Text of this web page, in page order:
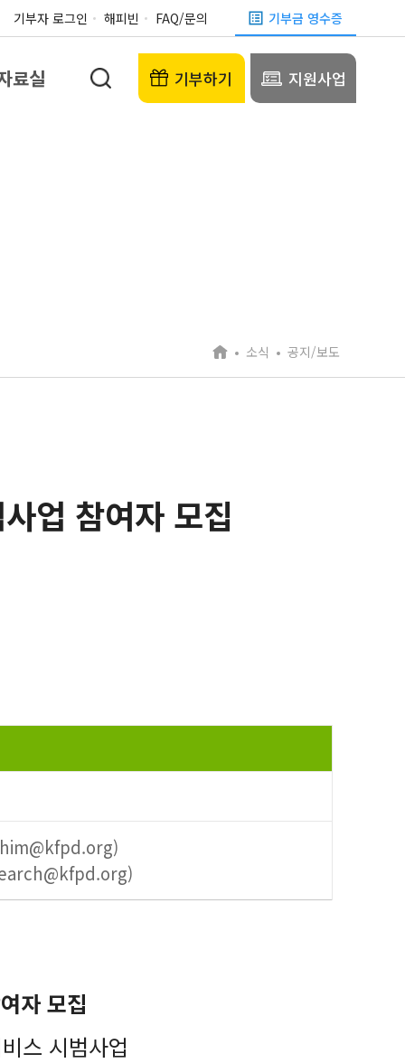
기부자 로그인 해피빈 FAQ/문의 기부금 영수증
료실 기부하기 지원사업
소식 공지/보도
업 참여자 모집
자 모집
스 시범사업